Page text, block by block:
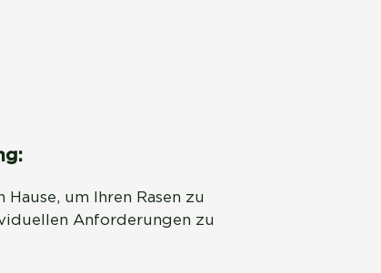
um Ihren Rasen zu
Anforderungen zu